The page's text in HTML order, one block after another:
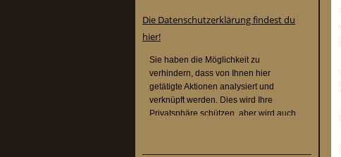
Die Datenschutzerklärung findest du
hier!